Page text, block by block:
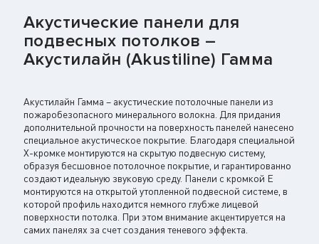
Акустические панели для
подвесных потолков –
Акустилайн (Akustiline) Гамма
Акустилайн Гамма – акустические потолочные панели из
пожаробезопасного минерального волокна. Для придания
дополнительной прочности на поверхность панелей нанесено
специальное акустическое покрытие. Благодаря специальной
Х-кромке монтируются на скрытую подвесную систему,
образуя бесшовное потолочное покрытие, и гарантированно
создают идеальную звуковую среду. Панели с кромкой Е
монтируются на открытой утопленной подвесной системе, в
которой профиль находится немного глубже лицевой
поверхности потолка. При этом внимание акцентируется на
самих панелях за счет создания теневого эффекта.